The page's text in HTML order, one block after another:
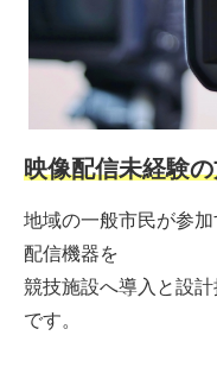
映像配信未経験
地域の一般市民が参
配信機器を
競技施設へ導入と設
です。